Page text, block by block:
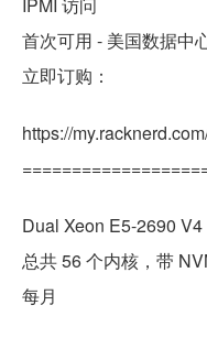
IPMI 访问
首次可用 - 美国数据中
立即订购：
https://
Dual Xeon E5-2690 V4
总共 56 个内核，带
每月